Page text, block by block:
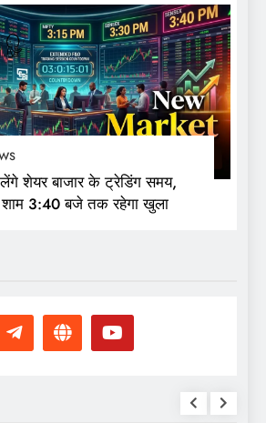
शेयर बाजार के ट्रेडिंग समय,
3:40 बजे तक रहेगा खुला